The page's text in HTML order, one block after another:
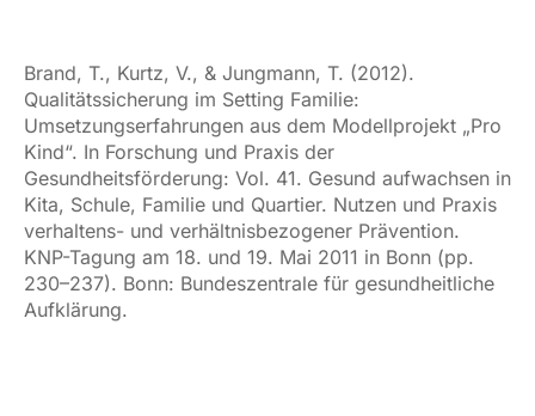
Brand, T., Kurtz, V., & Jungmann, T. (2012).
Qualitätssicherung im Setting Familie:
Umsetzungserfahrungen aus dem Modellprojekt „Pro
Kind“. In Forschung und Praxis der
Gesundheitsförderung: Vol. 41. Gesund aufwachsen in
Kita, Schule, Familie und Quartier. Nutzen und Praxis
verhaltens- und verhältnisbezogener Prävention.
KNP-Tagung am 18. und 19. Mai 2011 in Bonn (pp.
230–237). Bonn: Bundeszentrale für gesundheitliche
Aufklärung.